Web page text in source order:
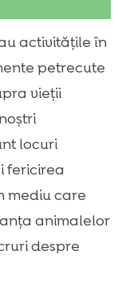
în parc
câini
speciale
pentru
activitățile în
petrecute
vieții
locuri
fericirea
mediu care
animalelor
despre